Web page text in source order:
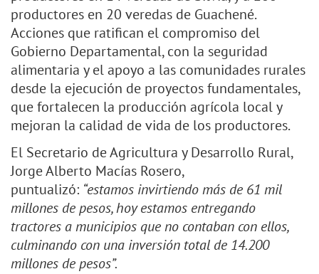
productores en 20 veredas de Guachené.
Acciones que ratifican el compromiso del
Gobierno Departamental, con la seguridad
alimentaria y el apoyo a las comunidades rurales
desde la ejecución de proyectos fundamentales,
que fortalecen la producción agrícola local y
mejoran la calidad de vida de los productores.
El Secretario de Agricultura y Desarrollo Rural,
Jorge Alberto Macías Rosero,
puntualizó: “estamos invirtiendo más de 61 mil
millones de pesos, hoy estamos entregando
tractores a municipios que no contaban con ellos,
culminando con una inversión total de 14.200
millones de pesos”.